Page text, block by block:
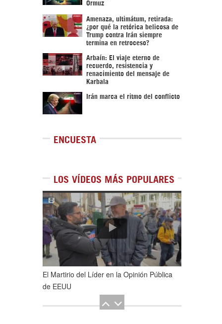
Ormuz
Amenaza, ultimátum, retirada:
¿por qué la retórica belicosa de
Trump contra Irán siempre
termina en retroceso?
Arbaín: El viaje eterno de
recuerdo, resistencia y
renacimiento del mensaje de
Karbala
Irán marca el ritmo del conflicto
ENCUESTA
LOS VÍDEOS MÁS POPULARES
1de5
El Martirio del Líder en la Opinión Pública
de EEUU